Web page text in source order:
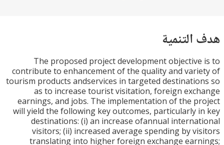
The proposed project development
contribute to enhancement of the quality and
tourism products andservices in targeted
as to increase tourist visitation, foreign
earnings, and jobs. The implementation of the
will yield the following key outcomes, particularly
destinations: (i) an increase ofannual
visitors; (ii) increased average spending by
translating into higher foreign exchange